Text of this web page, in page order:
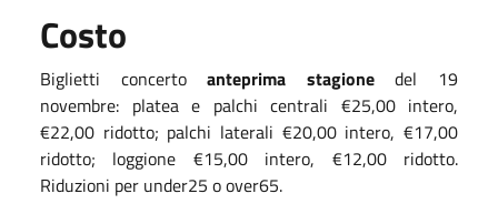
Costo
Biglietti concertoanteprima stagionedel 19
novembre: platea e palchi centrali €25,00 intero,
€22,00 ridotto; palchi laterali €20,00 intero, €17,00
ridotto; loggione €15,00 intero, €12,00 ridotto.
Riduzioni per under25 o over65.